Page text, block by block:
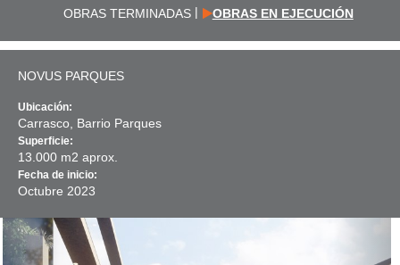
OBRAS TERMINADAS| OBRAS EN EJECUCIÓN
NOVUS PARQUES
Ubicación:
Carrasco, Barrio Parques
Superficie:
13.000 m2 aprox.
Fecha de inicio:
Octubre 2023
Previous